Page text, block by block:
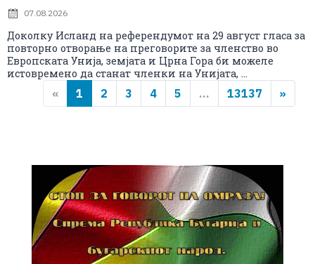
07.08.2026
Доколку Исланд на референдумот на 29 август гласа за
повторно отворање на преговорите за членство во
Европската Унија, земјата и Црна Гора би можеле
истовремено да станат членки на Унијата, ...
« 1 2 3 4 5 ... 13137 »